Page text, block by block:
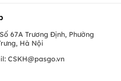
67A Trương Định, Phường
Hà Nội
CSKH@pasgo.vn